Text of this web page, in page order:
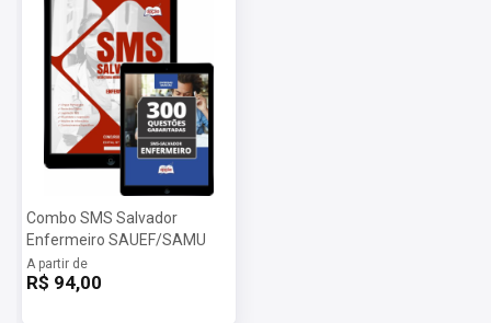
Combo SMS Salvador
Enfermeiro SAUEF/SAMU
A partir de
R$ 94,00